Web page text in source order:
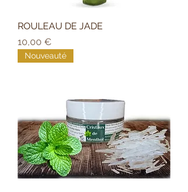
ROULEAU DE JADE
Prix
10,00 €
Nouveauté